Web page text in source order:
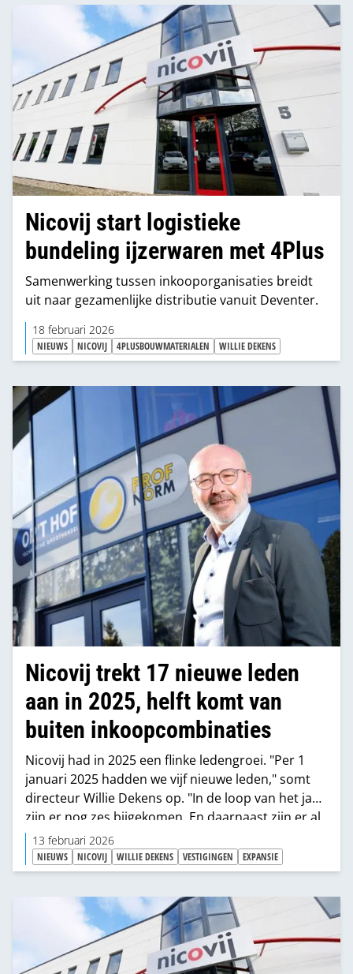
Nicovij start logistieke
bundeling ijzerwaren met 4Plus
Samenwerking tussen inkooporganisaties breidt
uit naar gezamenlijke distributie vanuit Deventer.
18 februari 2026
NIEUWS NICOVIJ 4PLUSBOUWMATERIALEN WILLIE DEKENS
Nicovij trekt 17 nieuwe leden
aan in 2025, helft komt van
buiten inkoopcombinaties
Nicovij had in 2025 een flinke ledengroei. "Per 1
januari 2025 hadden we vijf nieuwe leden," somt
directeur Willie Dekens op. "In de loop van het jaar
zijn er nog zes bijgekomen. En daarnaast zijn er al
zes nieuwe leden gecontracteerd die per 1 januari
2026 starten." Alles bij elkaar komt Nicovij
daarmee uit op zo'n 110 leden eind 2025. "En daar
komen die zes per 1-1-26 nog bij," zegt Dekens. "Ja,
dat is een flinke groei."
13 februari 2026
NIEUWS NICOVIJ WILLIE DEKENS VESTIGINGEN EXPANSIE